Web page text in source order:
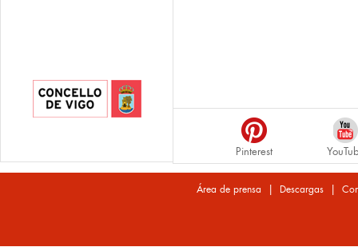
Pinterest
Área de prensa | Descargas |